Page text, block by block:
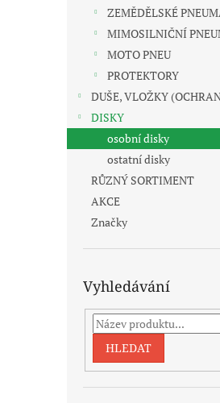
ZEMĚDĚLSKÉ
MIMOSILNIČNÍ
MOTO PNEU
PROTEKTORY
DUŠE, VLOŽKY
DISKY
osobní disky
ostatní disky
RŮZNÝ SORTIMENT
AKCE
Značky
Vyhledávání
HLEDAT